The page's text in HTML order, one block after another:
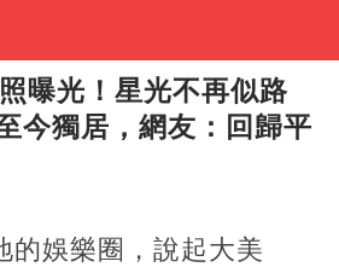
曝光！星光不再似路
今獨居，網友：回歸平
的娛樂圈，說起大美